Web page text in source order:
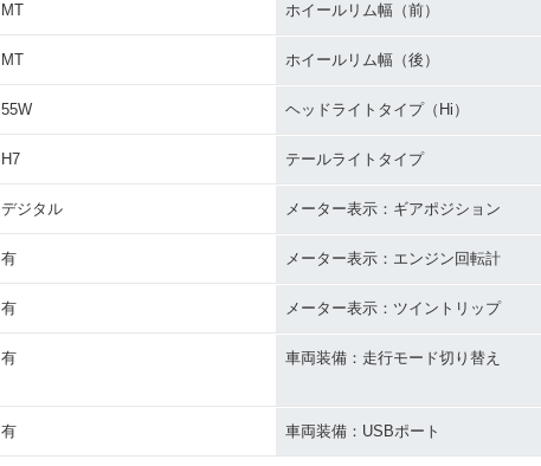
MT ホイールリム幅（前）
MT ホイールリム幅（後）
55W ヘッドライトタイプ（Hi）
H7 テールライトタイプ
デジタル メーター表示：ギアポジション
有 メーター表示：エンジン回転計
有 メーター表示：ツイントリップ
有 車両装備：走行モード切り替え
有 車両装備：USBポート